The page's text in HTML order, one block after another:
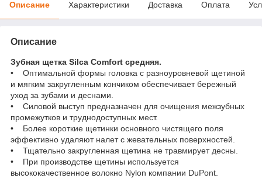
Описание Характеристики Доставка Оплата
Описание
Зубная щетка Silca Comfort средняя.
• Оптимальной формы головка с разноуровневой щетиной
и мягким закругленным кончиком обеспечивает бережный
уход за зубами и деснами.
• Силовой выступ предназначен для очищения межзубных
промежутков и труднодоступных мест.
• Более короткие щетинки основного чистящего поля
эффективно удаляют налет с жевательных поверхностей.
• Тщательно закругленная щетина не травмирует десны.
• При производстве щетины используется
высококачественное волокно Nylon компании DuPont.